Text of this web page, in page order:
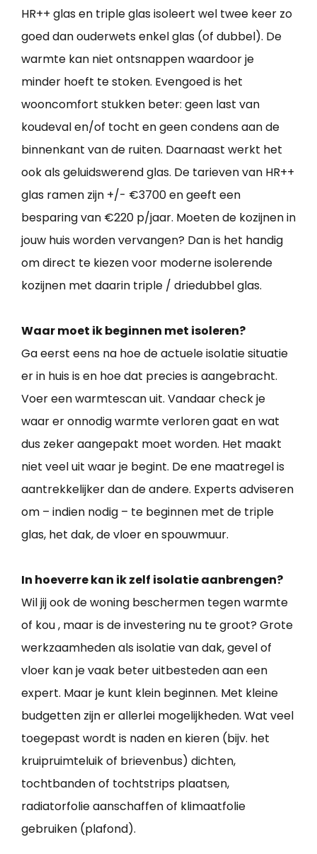
HR++ glas en triple glas isoleert wel twee keer zo
goed dan ouderwets enkel glas (of dubbel). De
warmte kan niet ontsnappen waardoor je
minder hoeft te stoken. Evengoed is het
wooncomfort stukken beter: geen last van
koudeval en/of tocht en geen condens aan de
binnenkant van de ruiten. Daarnaast werkt het
ook als geluidswerend glas. De tarieven van HR++
glas ramen zijn +/- €3700 en geeft een
besparing van €220 p/jaar. Moeten de kozijnen in
jouw huis worden vervangen? Dan is het handig
om direct te kiezen voor moderne isolerende
kozijnen met daarin triple / driedubbel glas.
Waar moet ik beginnen met isoleren?
Ga eerst eens na hoe de actuele isolatie situatie
er in huis is en hoe dat precies is aangebracht.
Voer een warmtescan uit. Vandaar check je
waar er onnodig warmte verloren gaat en wat
dus zeker aangepakt moet worden. Het maakt
niet veel uit waar je begint. De ene maatregel is
aantrekkelijker dan de andere. Experts adviseren
om – indien nodig – te beginnen met de triple
glas, het dak, de vloer en spouwmuur.
In hoeverre kan ik zelf isolatie aanbrengen?
Wil jij ook de woning beschermen tegen warmte
of kou , maar is de investering nu te groot? Grote
werkzaamheden als isolatie van dak, gevel of
vloer kan je vaak beter uitbesteden aan een
expert. Maar je kunt klein beginnen. Met kleine
budgetten zijn er allerlei mogelijkheden. Wat veel
toegepast wordt is naden en kieren (bijv. het
kruipruimteluik of brievenbus) dichten,
tochtbanden of tochtstrips plaatsen,
radiatorfolie aanschaffen of klimaatfolie
gebruiken (plafond).